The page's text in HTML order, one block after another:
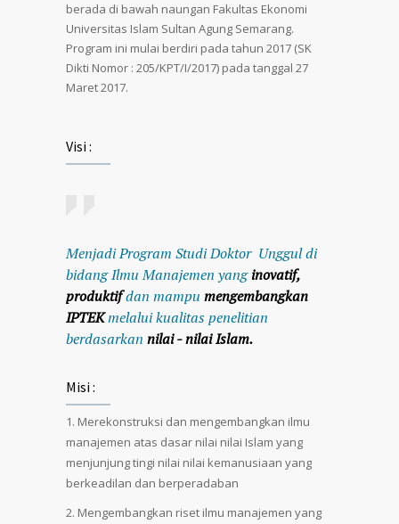
berada di bawah naungan Fakultas Ekonomi
Universitas Islam Sultan Agung Semarang.
Program ini mulai berdiri pada tahun 2017 (SK
Dikti Nomor : 205/KPT/I/2017) pada tanggal 27
Maret 2017.
Visi :
Menjadi Program Studi Doktor Unggul di
bidang Ilmu Manajemen yanginovatif,
produktifdan mampu mengembangkan
IPTEKmelalui kualitas penelitian
berdasarkan nilai - nilai Islam.
Misi :
Merekonstruksi dan mengembangkan ilmu
manajemen atas dasar nilai nilai Islam yang
menjunjung tingi nilai nilai kemanusiaan yang
berkeadilan dan berperadaban
Mengembangkan riset ilmu manajemen yang